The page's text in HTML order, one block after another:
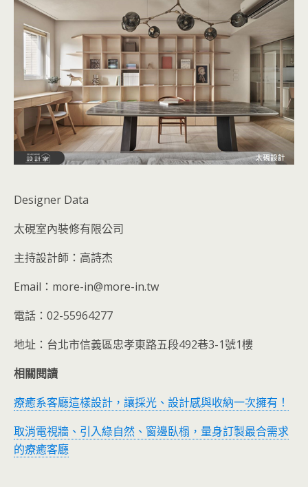
Designer Data
太硯室內裝修有限公司
主持設計師：高詩杰
Email：more-in@more-in.tw
電話：02-55964277
地址：台北市信義區忠孝東路五段492巷3-1號1樓
相關閱讀
療癒系客廳這樣設計，讓採光、設計感與收納一次擁有！
取消電視牆、引入綠自然、窗邊臥榻，量身訂製最合需求
的療癒客廳